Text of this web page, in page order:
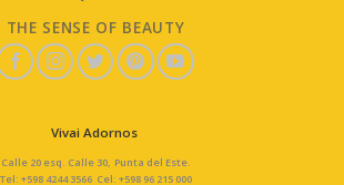
THE SENSE OF BEAUTY
Vivai Adornos
Calle 20 esq. Calle 30, Punta del Este.
Tel: +598 4244 3566 Cel: +598 96 215 000